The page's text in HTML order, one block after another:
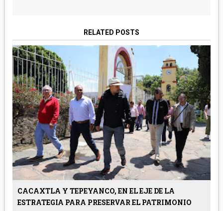
RELATED POSTS
CACAXTLA Y TEPEYANCO, EN EL EJE DE LA
ESTRATEGIA PARA PRESERVAR EL PATRIMONIO